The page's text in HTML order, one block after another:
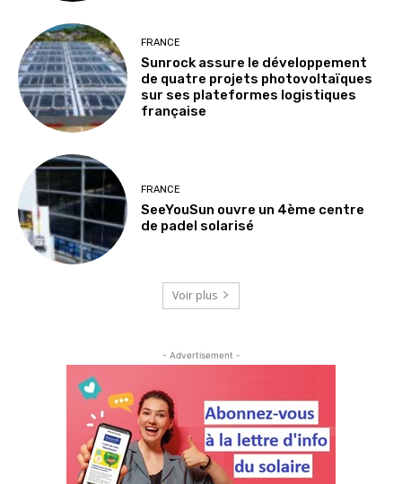
FRANCE
Sunrock assure le développement
de quatre projets photovoltaïques
sur ses plateformes logistiques
française
FRANCE
SeeYouSun ouvre un 4ème centre
de padel solarisé
Voir plus
- Advertisement -